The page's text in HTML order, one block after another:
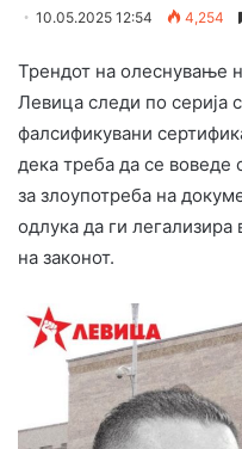
10.05.2025 12:54 4,254
Трендот на олеснување
Левица следи по серија
фалсификувани
дека треба да се воведе
за злоупотреба на
одлука да ги
на законот.